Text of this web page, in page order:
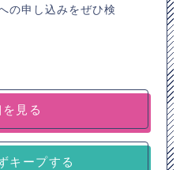
の申し込みをぜひ検
見る
キープする